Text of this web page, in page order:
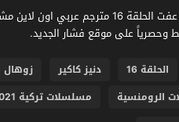
وحصرياً على موقع فشار الجديد.
الحلقة 16 دنيز كاكير زوهال
الرومنسية
مسلسلات تركية 2021